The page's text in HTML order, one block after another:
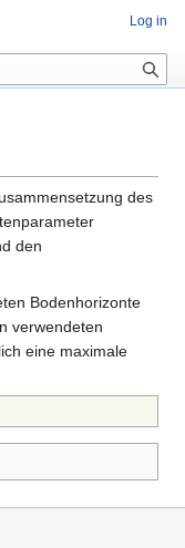
des
den
Bodenhorizonte
verwendeten
eine maximale
Log in